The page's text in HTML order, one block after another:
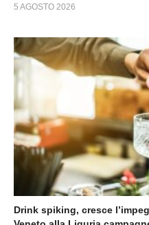
5 AGOSTO 2026
Drink spiking, cresce